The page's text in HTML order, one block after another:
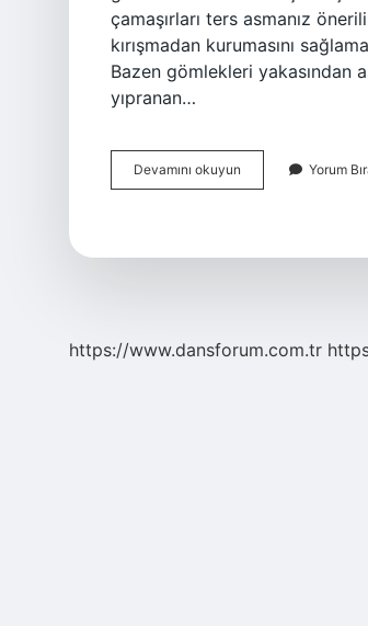
çamaşırları ters asmanız
kırışmadan kurumasını
Bazen gömlekleri
yıpranan…
Devamını okuyun
Çamaşır
Yorum
https://www.dansforum.com.tr